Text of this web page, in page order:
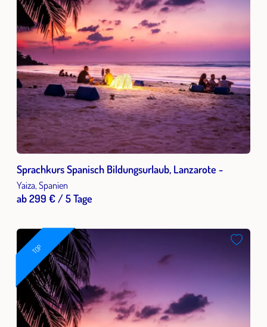
Sprachkurs Spanisch Bildungsurlaub, Lanzarote -
Yaiza, Spanien
ab 299 € / 5 Tage
TOP